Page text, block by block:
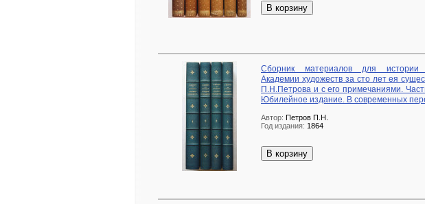
В корзину
Сборник материалов для истории
Академии художеств за сто лет ея
П.Н.Петрова и с его примечаниями.
Юбилейное издание. В современных
Автор: Петров П.Н.
Год издания: 1864
В корзину